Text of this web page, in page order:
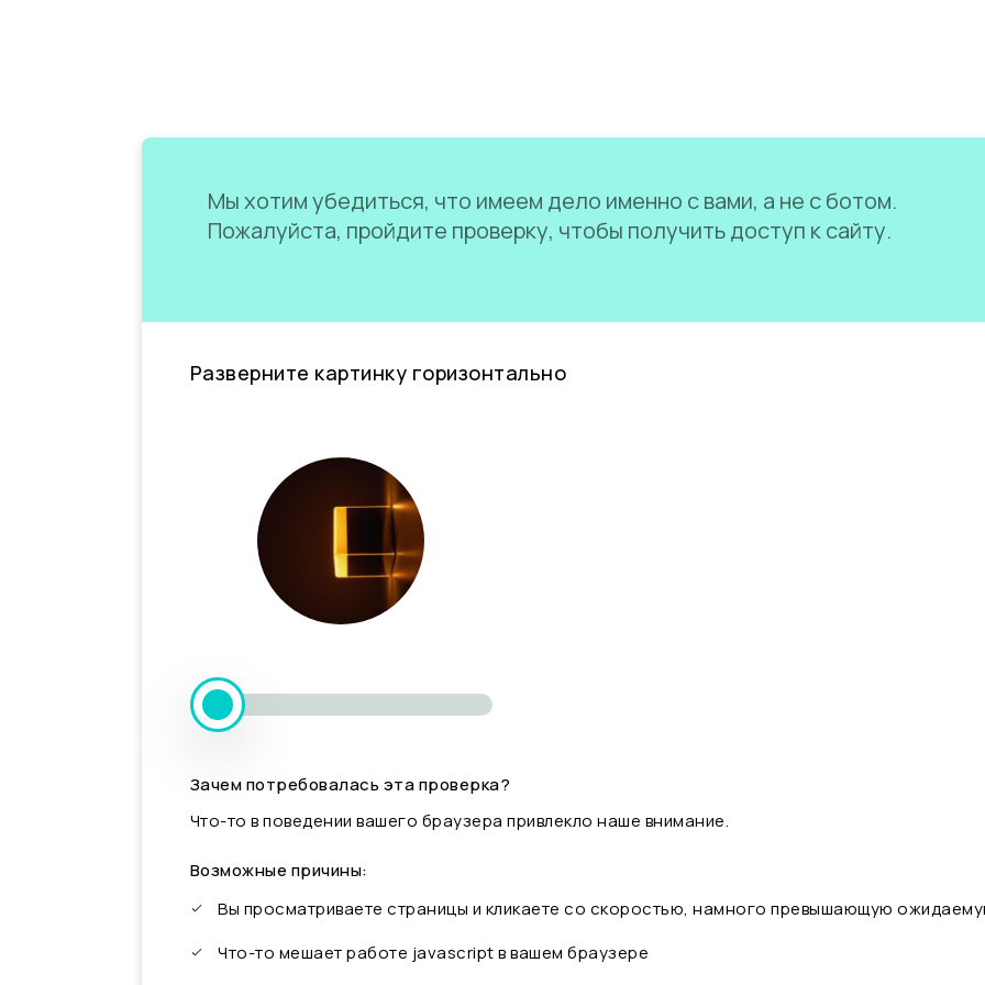
Мы хотим убедиться, что имеем дело именно с вами, а не с ботом.
Пожалуйста, пройдите проверку, чтобы получить доступ к сайту.
Разверните картинку горизонтально
Зачем потребовалась эта проверка?
Что-то в поведении вашего браузера привлекло наше внимание.
Возможные причины:
Вы просматриваете страницы и кликаете со скоростью, намного превышающую
Что-то мешает работе javascript в вашем браузере